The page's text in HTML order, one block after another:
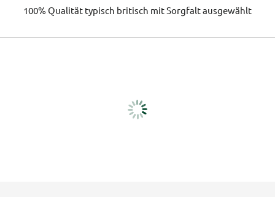
100% Qualität typisch britisch mit Sorgfalt ausgewählt